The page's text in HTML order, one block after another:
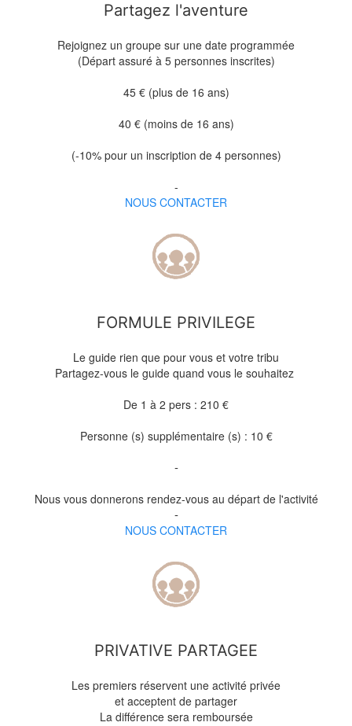
Partagez l'aventure
Rejoignez un groupe sur une date programmée
(Départ assuré à 5 personnes inscrites)
45 € (plus de 16 ans)
40 € (moins de 16 ans)
(-10% pour un inscription de 4 personnes)
-
NOUS CONTACTER
FORMULE PRIVILEGE
Le guide rien que pour vous et votre tribu
Partagez-vous le guide quand vous le souhaitez
De 1 à 2 pers : 210 €
Personne (s) supplémentaire (s) : 10 €
-
Nous vous donnerons rendez-vous au départ de l'activité
-
NOUS CONTACTER
PRIVATIVE PARTAGEE
Les premiers réservent une activité privée
et acceptent de partager
La différence sera remboursée